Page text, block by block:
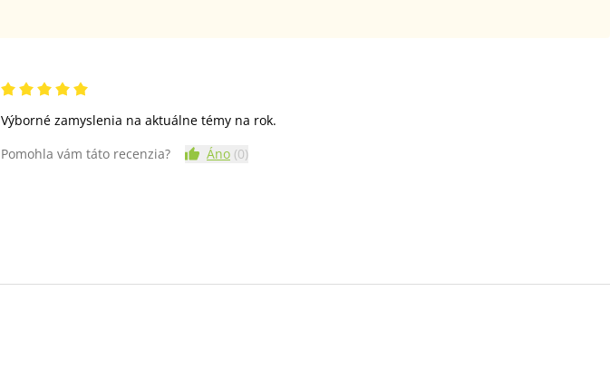
Výborné zamyslenia na aktuálne témy na rok.
Pomohla vám táto recenzia?
Áno (0)